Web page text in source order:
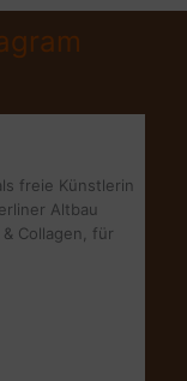
freie Künstlerin
Altbau
Collagen, für